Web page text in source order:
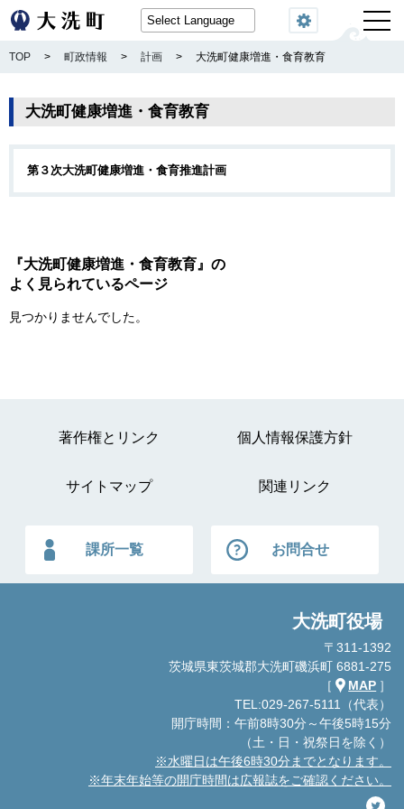
閲覧機能
TOP > 町政情報 > 計画 > 大洗町健康増進・食育教育
大洗町健康増進・食育教育
第３次大洗町健康増進・食育推進計画
『大洗町健康増進・食育教育』の
よく見られているページ
見つかりませんでした。
著作権とリンク 個人情報保護方針
サイトマップ 関連リンク
課所一覧 お問合せ
大洗町役場
〒311-1392
茨城県東茨城郡大洗町磯浜町 6881-275
［
MAP ］
TEL:029-267-5111（代表）
開庁時間：午前8時30分～午後5時15分
（土・日・祝祭日を除く）
※水曜日は午後6時30分までとなります。
※年末年始等の開庁時間は広報誌をご確認ください。